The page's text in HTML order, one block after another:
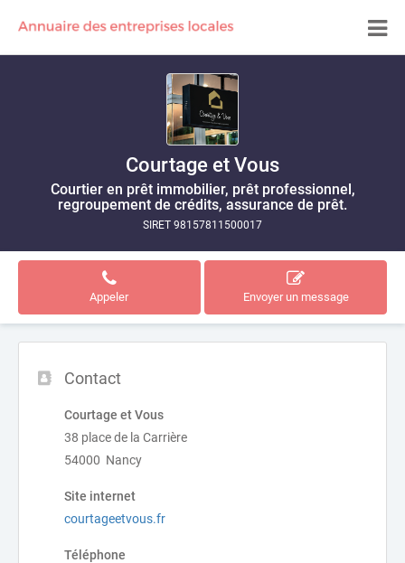
Courtage et Vous
Courtier en prêt immobilier, prêt professionnel,
regroupement de crédits, assurance de prêt.
SIRET 98157811500017
Appeler Envoyer un message
Contact
Courtage et Vous
38 place de la Carrière
54000 Nancy
Site internet
courtageetvous.fr
Téléphone